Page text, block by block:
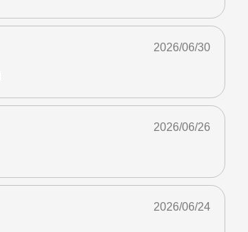
2026/06/30
2026/06/26
2026/06/24